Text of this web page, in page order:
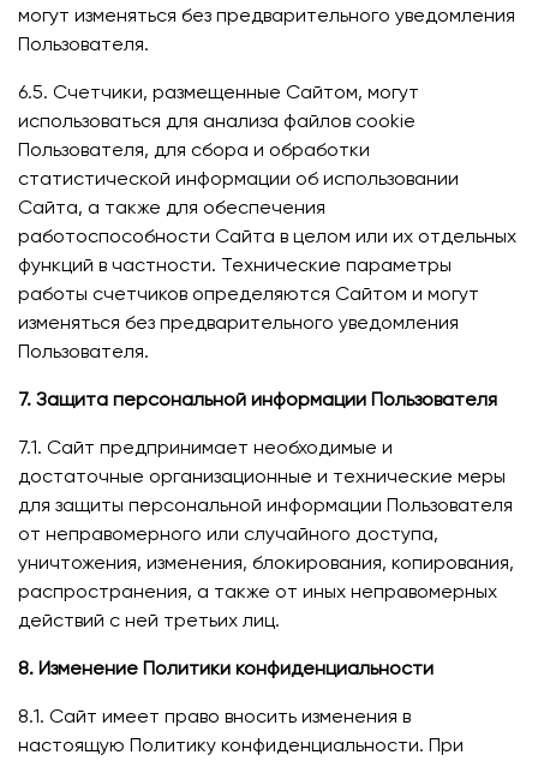
могут изменяться без предварительного уведомления
Пользователя.
6.5. Счетчики, размещенные Сайтом, могут
использоваться для анализа файлов cookie
Пользователя, для сбора и обработки
статистической информации об использовании
Сайта, а также для обеспечения
работоспособности Сайта в целом или их отдельных
функций в частности. Технические параметры
работы счетчиков определяются Сайтом и могут
изменяться без предварительного уведомления
Пользователя.
7. Защита персональной информации Пользователя
7.1. Сайт предпринимает необходимые и
достаточные организационные и технические меры
для защиты персональной информации Пользователя
от неправомерного или случайного доступа,
уничтожения, изменения, блокирования, копирования,
распространения, а также от иных неправомерных
действий с ней третьих лиц.
8. Изменение Политики конфиденциальности
8.1. Сайт имеет право вносить изменения в
настоящую Политику конфиденциальности. При